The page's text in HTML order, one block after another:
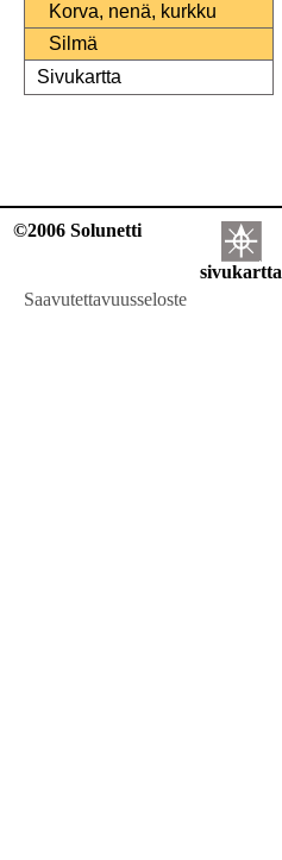
Korva, nenä, kurkku
Silmä
Sivukartta
©2006 Solunetti
sivukartta
Saavutettavuusseloste